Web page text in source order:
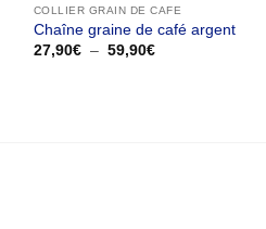
COLLIER GRAIN DE CAFE
Chaîne graine de café argent
27,90€ – 59,90€Plage